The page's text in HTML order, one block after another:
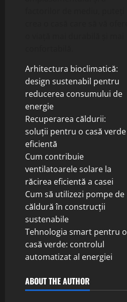
Arhitectura bioclimatică:
design sustenabil pentru
reducerea consumului de
energie
Recuperarea căldurii:
soluții pentru o casă verde
eficientă
Cum contribuie
ventilatoarele solare la
răcirea eficientă a casei
Cum să utilizezi pompe de
căldură în construcții
sustenabile
Tehnologia smart pentru o
casă verde: controlul
automatizat al energiei
ABOUT THE AUTHOR